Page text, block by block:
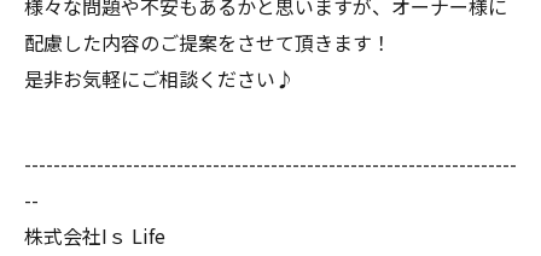
様々な問題や不安もあるかと思いますが、オーナー様に
配慮した内容のご提案をさせて頂きます！
是非お気軽にご相談ください♪
--------------------------------------------------------------------
--
株式会社Iｓ Life